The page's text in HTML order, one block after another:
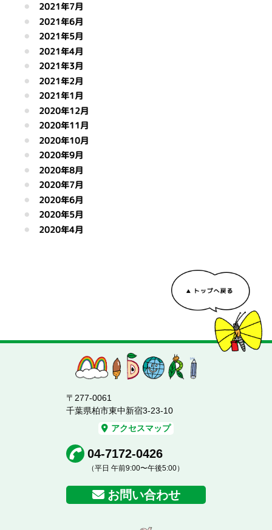
2021年7月
2021年6月
2021年5月
2021年4月
2021年3月
2021年2月
2021年1月
2020年12月
2020年11月
2020年10月
2020年9月
2020年8月
2020年7月
2020年6月
2020年5月
2020年4月
〒277-0061
千葉県柏市東中新宿3-23-10
アクセスマップ
04-7172-0426
（平日 午前9:00〜午後5:00）
お問い合わせ